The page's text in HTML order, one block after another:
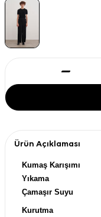
Ürün Açıklaması
Kumaş Karışımı
Yıkama
Çamaşır Suyu
Kurutma